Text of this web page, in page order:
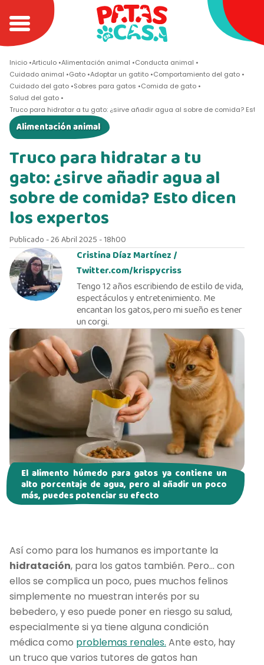
Inicio Articulo Alimentación animal
Conducta animal
Cuidado animal
Gato Adoptar un gatito Comportamiento del gato
Cuidado del gato Sobres para gatos
Comida de gato
Salud del gato
Truco para hidratar a tu gato: ¿sirve añadir agua al sobre de comida? Esto
Alimentación animal
Truco para hidratar a tu
gato: ¿sirve añadir agua al
sobre de comida? Esto dicen
los expertos
Publicado - 26 Abril 2025 - 18h00
Cristina Díaz Martínez /
Twitter.com/krispycriss
Tengo 12 años escribiendo de estilo de vida,
espectáculos y entretenimiento. Me
encantan los gatos, pero mi sueño es tener
un corgi.
El alimento húmedo para gatos ya contiene un
alto porcentaje de agua, pero al añadir un poco
más, puedes potenciar su efecto
Así como para los humanos es importante la
hidratación, para los gatos también. Pero… con
ellos se complica un poco, pues muchos felinos
simplemente no muestran interés por su
bebedero, y eso puede poner en riesgo su salud,
especialmente si ya tiene alguna condición
médica como problemas renales. Ante esto, hay
un truco que varios tutores de gatos han